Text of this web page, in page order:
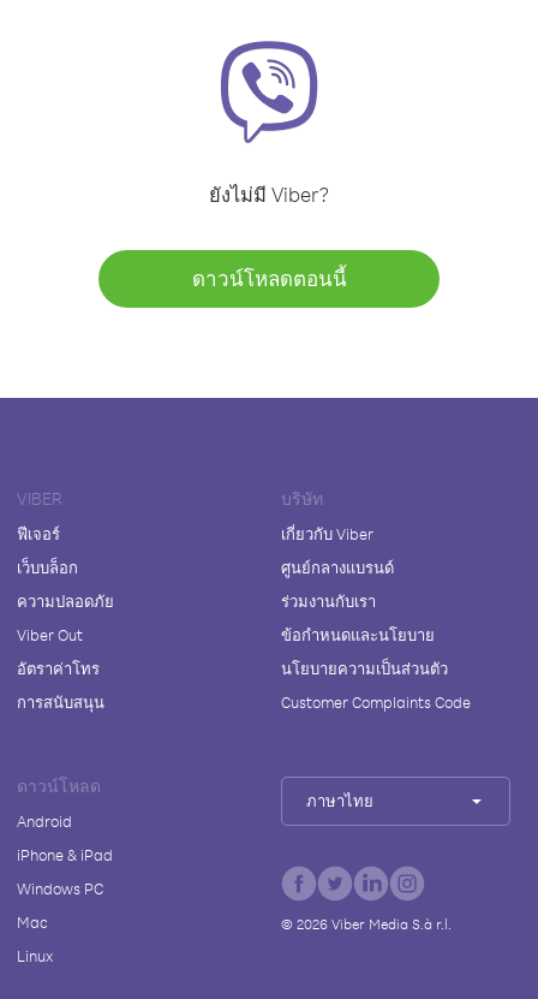
ยังไม่มี Viber?
ดาวน์โหลดตอนนี้
VIBER
ฟีเจอร์
เว็บบล็อก
ความปลอดภัย
Viber Out
อัตราค่าโทร
การสนับสนุน
บริษัท
เกี่ยวกับ Viber
ศูนย์กลางแบรนด์
ร่วมงานกับเรา
ข้อกำหนดและนโยบาย
นโยบายความเป็นส่วนตัว
Customer Complaints Code
ดาวน์โหลด
Android
iPhone & iPad
Windows PC
Mac
Linux
ภาษาไทย
© 2026Viber Media S.à r.l.